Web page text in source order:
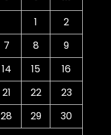
1
2
7 8
9
14 15
16
21 22
23
28 29
30